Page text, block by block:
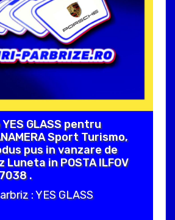
GLASS pentru
Sport Turismo,
pus in vanzare de
in POSTA ILFOV
.
: YES GLASS